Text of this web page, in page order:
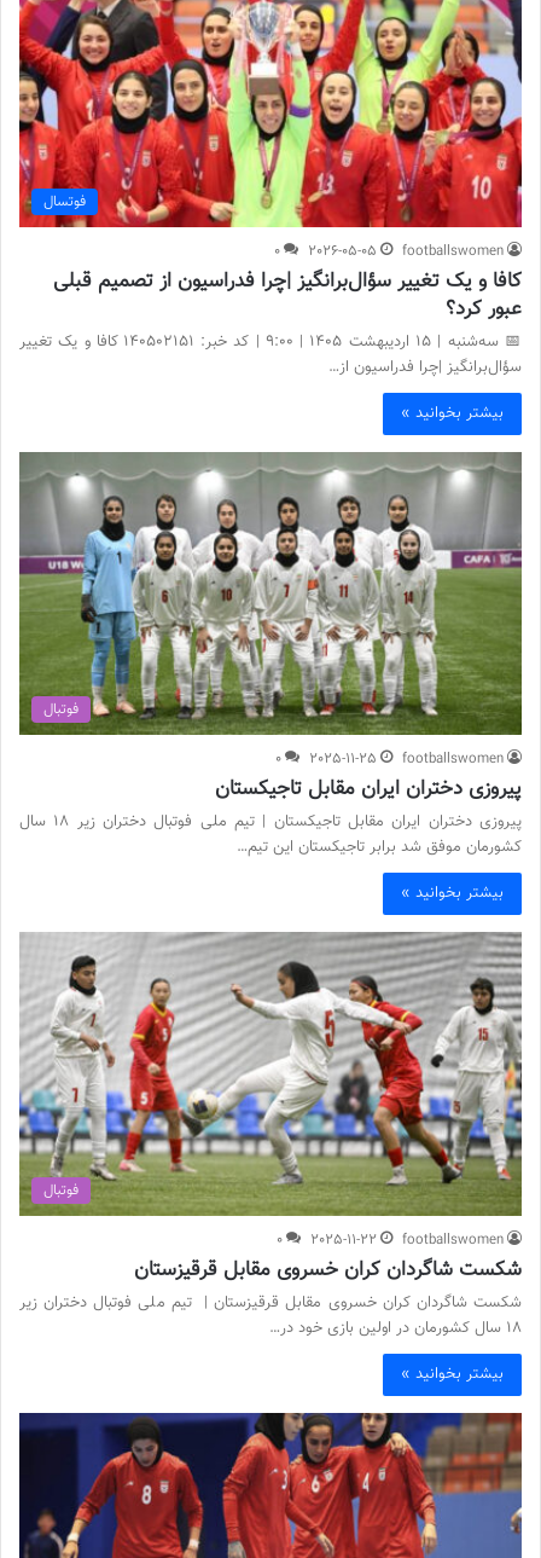
فوتسال
footballswomen
2026-05-05
0
کافا و یک تغییر سؤال‌برانگیز |چرا فدراسیون از تصمیم قبلی
عبور کرد؟
📅 سه‌شنبه | 15 اردیبهشت ۱۴۰۵ | 9:00 | کد خبر: 140502151 کافا و یک تغییر
سؤال‌برانگیز |چرا فدراسیون از…
بیشتر بخوانید »
فوتبال
footballswomen
2025-11-25
0
پیروزی دختران ایران مقابل تاجیکستان
پیروزی دختران ایران مقابل تاجیکستان | تیم ملی فوتبال دختران زیر 18 سال
کشورمان موفق شد برابر تاجیکستان این تیم…
بیشتر بخوانید »
فوتبال
footballswomen
2025-11-22
0
شکست شاگردان کران خسروی مقابل قرقیزستان
شکست شاگردان کران خسروی مقابل قرقیزستان | تیم ملی فوتبال دختران زیر
18 سال کشورمان در اولین بازی خود در…
بیشتر بخوانید »